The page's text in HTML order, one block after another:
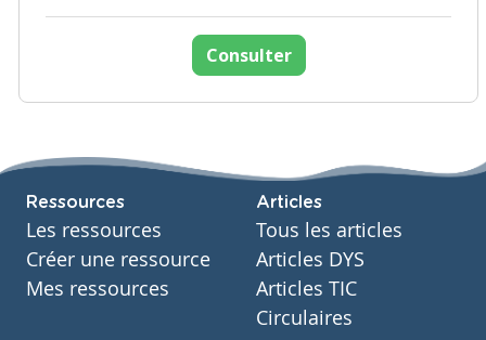
Consulter
Ressources
Les ressources
Créer une ressource
Mes ressources
Articles
Tous les articles
Articles DYS
Articles TIC
Circulaires